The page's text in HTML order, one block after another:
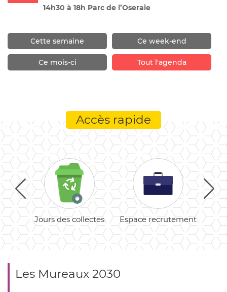
14h30 à 18h Parc de l’Oseraie
Cette semaine Ce week-end
Ce mois-ci Tout l'agenda
Accès rapide
Previous
Espace recrutement Espace famille
Les Mureaux 2030